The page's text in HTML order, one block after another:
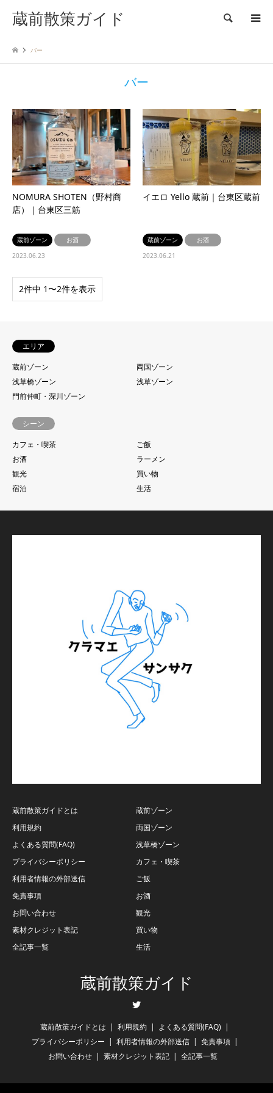
蔵前散策ガイド 検索
バー
バー
NOMURA SHOTEN（野村商
店）｜台東区三筋
蔵前ゾーン
お酒
2023.06.23
イエロ Yello 蔵前｜台東区蔵前
蔵前ゾーン
お酒
2023.06.21
2件中 1〜2件を表示
エリア
蔵前ゾーン
両国ゾーン
浅草橋ゾーン
浅草ゾーン
門前仲町・深川ゾーン
シーン
カフェ・喫茶
ご飯
お酒
ラーメン
観光
買い物
宿泊
生活
蔵前散策ガイドとは
利用規約
よくある質問(FAQ)
プライバシーポリシー
利用者情報の外部送信
免責事項
お問い合わせ
素材クレジット表記
全記事一覧
蔵前ゾーン
両国ゾーン
浅草橋ゾーン
カフェ・喫茶
ご飯
お酒
観光
買い物
生活
蔵前散策ガイド
蔵前散策ガイドとは 利用規約
よくある質問(FAQ)
プライバシーポリシー
利用者情報の外部送信
免責事項
お問い合わせ
素材クレジット表記 全記事一覧